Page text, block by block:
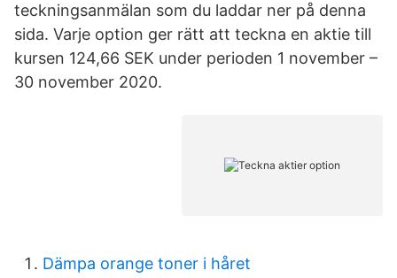
teckningsanmälan som du laddar ner på denna
sida. Varje option ger rätt att teckna en aktie till
kursen 124,66 SEK under perioden 1 november –
30 november 2020.
Dämpa orange toner i håret